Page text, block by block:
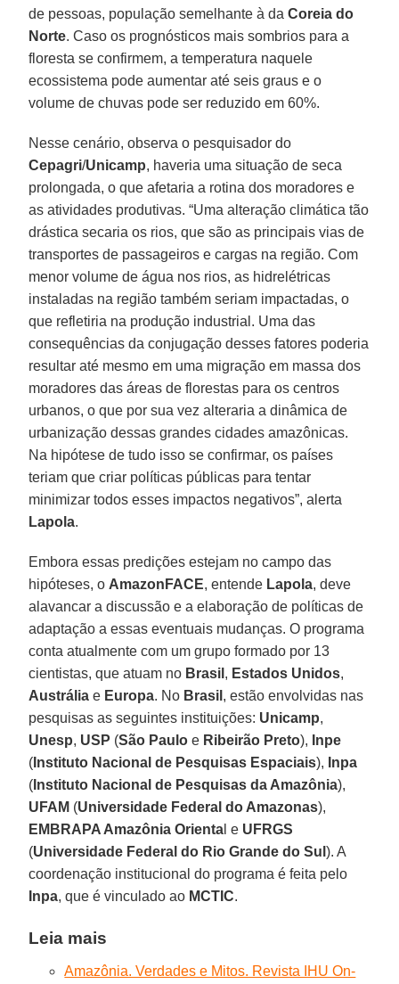
de pessoas, população semelhante à daCoreia do
Norte. Caso os prognósticos mais sombrios para a
floresta se confirmem, a temperatura naquele
ecossistema pode aumentar até seis graus e o
volume de chuvas pode ser reduzido em 60%.
Nesse cenário, observa o pesquisador do
Cepagri/Unicamp, haveria uma situação de seca
prolongada, o que afetaria a rotina dos moradores e
as atividades produtivas. “Uma alteração climática tão
drástica secaria os rios, que são as principais vias de
transportes de passageiros e cargas na região. Com
menor volume de água nos rios, as hidrelétricas
instaladas na região também seriam impactadas, o
que refletiria na produção industrial. Uma das
consequências da conjugação desses fatores poderia
resultar até mesmo em uma migração em massa dos
moradores das áreas de florestas para os centros
urbanos, o que por sua vez alteraria a dinâmica de
urbanização dessas grandes cidades amazônicas.
Na hipótese de tudo isso se confirmar, os países
teriam que criar políticas públicas para tentar
minimizar todos esses impactos negativos”, alerta
Lapola.
Embora essas predições estejam no campo das
hipóteses, o AmazonFACE, entende Lapola, deve
alavancar a discussão e a elaboração de políticas de
adaptação a essas eventuais mudanças. O programa
conta atualmente com um grupo formado por 13
cientistas, que atuam no Brasil , Estados Unidos,
Austrália e Europa. No Brasil , estão envolvidas nas
pesquisas as seguintes instituições: Unicamp,
Unesp, USP (São Paulo e Ribeirão Preto), Inpe
( Instituto Nacional de Pesquisas Espaciais), Inpa
( Instituto Nacional de Pesquisas da Amazônia),
UFAM (Universidade Federal do Amazonas),
EMBRAPA Amazônia Orienta l e UFRGS
(Universidade Federal do Rio Grande do Sul). A
coordenação institucional do programa é feita pelo
Inpa, que é vinculado ao MCTIC.
Leia mais
Amazônia. Verdades e Mitos. Revista IHU On-